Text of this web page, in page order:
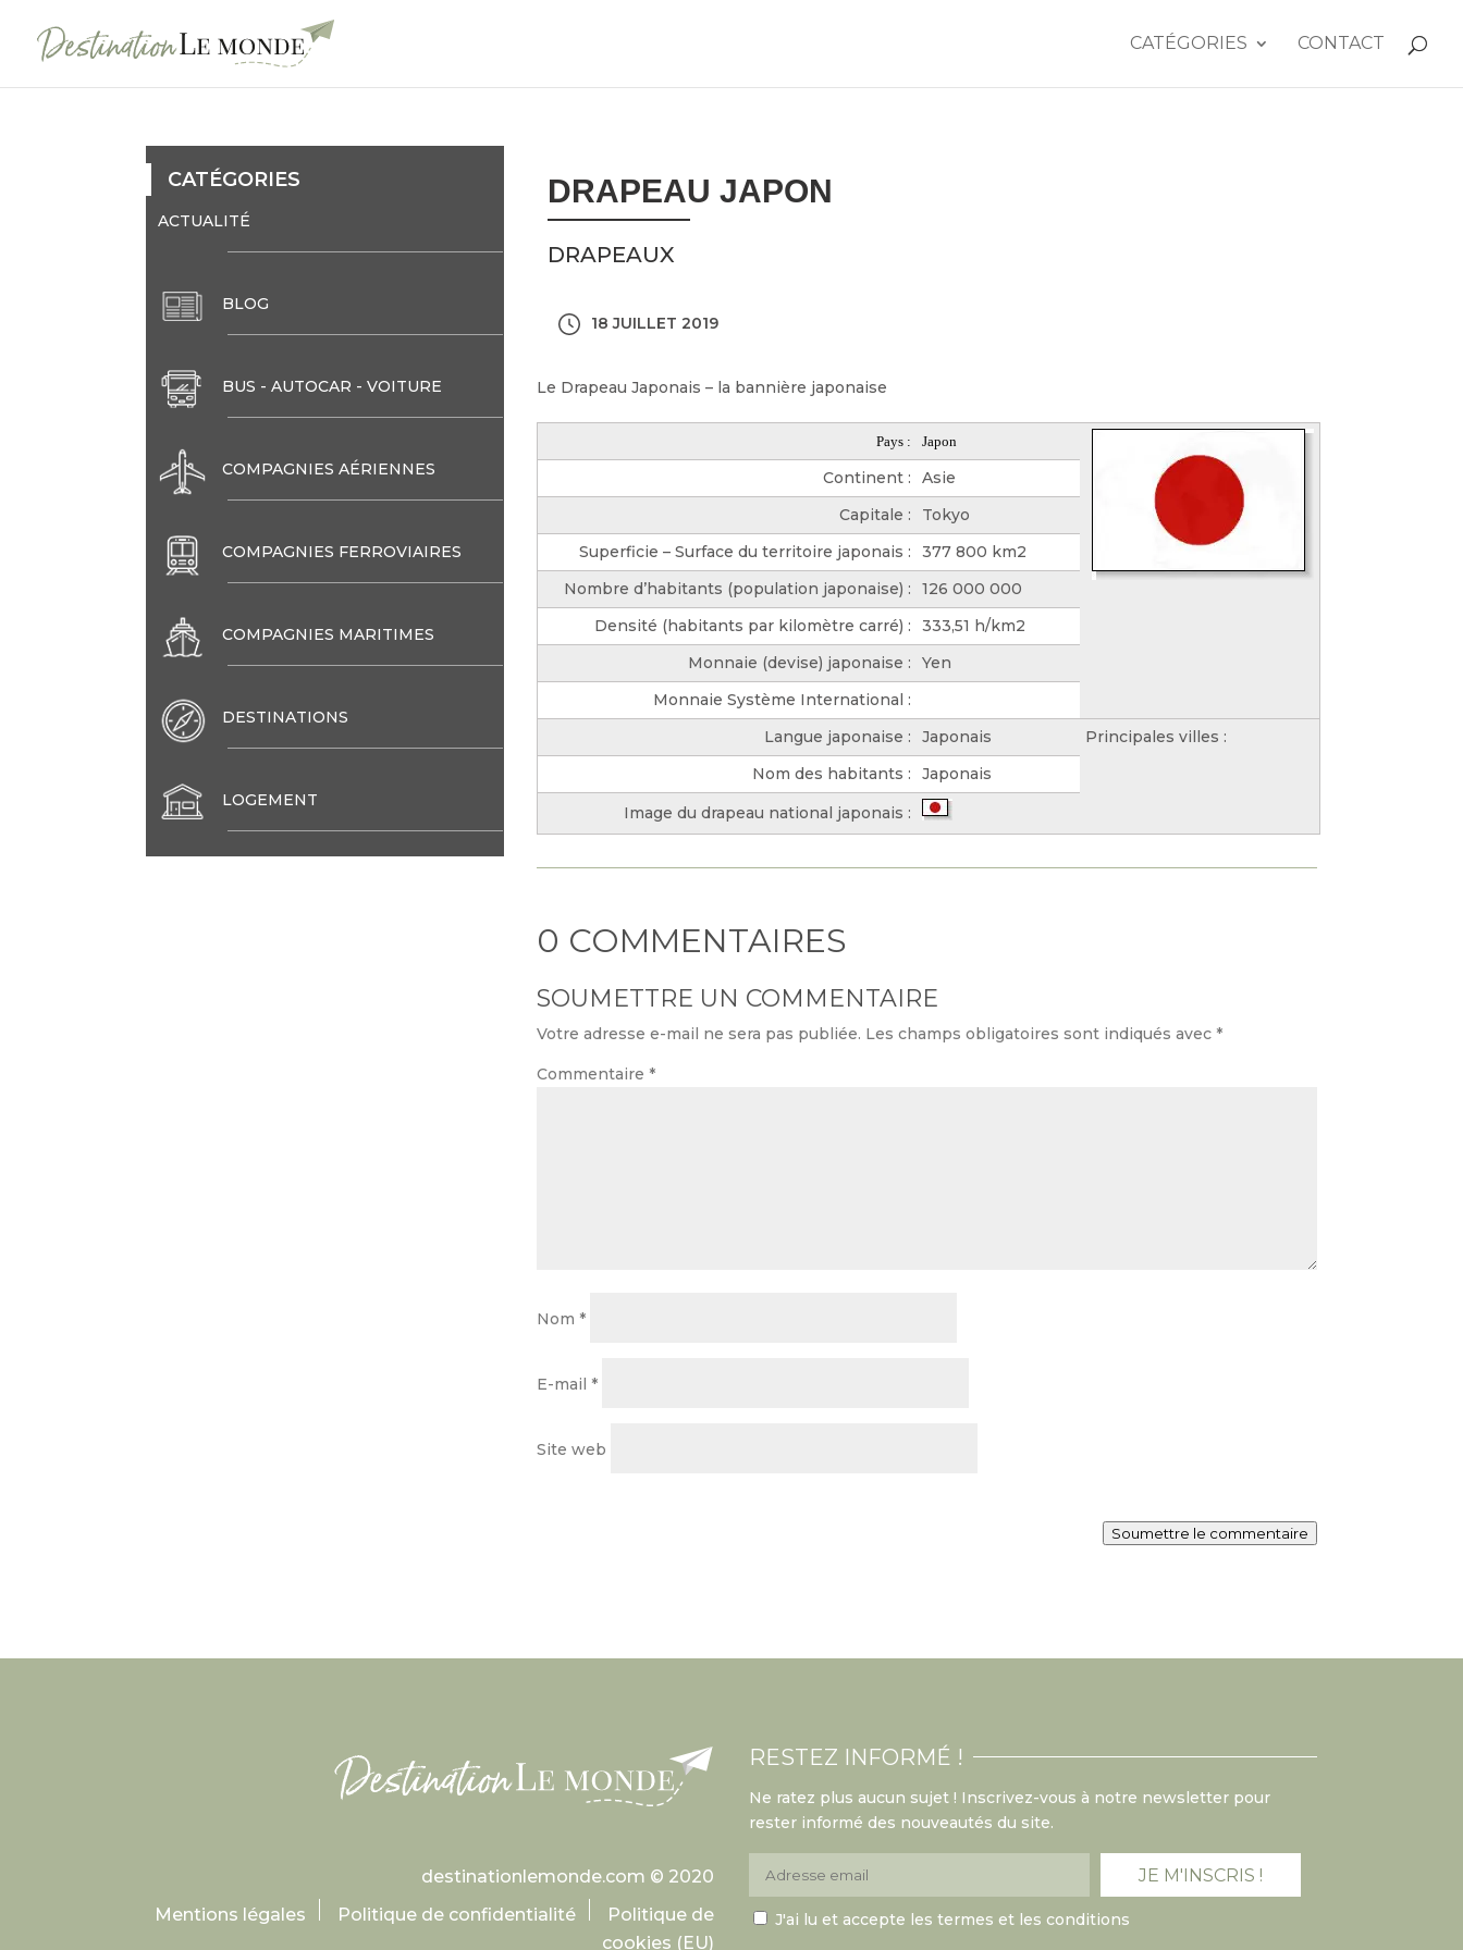
CATÉGORIES CONTACT
CATÉGORIES
ACTUALITÉ
BLOG
BUS - AUTOCAR - VOITURE
COMPAGNIES AÉRIENNES
COMPAGNIES FERROVIAIRES
COMPAGNIES MARITIMES
DESTINATIONS
LOGEMENT
DRAPEAU JAPON
DRAPEAUX
18 JUILLET 2019
Le Drapeau Japonais – la bannière japonaise
Pays : Japon
Continent :
Asie
Capitale :
Tokyo
Superficie – Surface du territoire japonais :
377 800 km2
Nombre d’habitants (population japonaise) :
126 000 000
Densité (habitants par kilomètre carré) :
333,51 h/km2
Monnaie (devise) japonaise :
Yen
Monnaie Système International :
Langue japonaise :
Japonais
Principales villes :
Nom des habitants :
Japonais
Image du drapeau national japonais :
0 COMMENTAIRES
SOUMETTRE UN COMMENTAIRE
Votre adresse e-mail ne sera pas publiée. Les champs obligatoires sont indiqués avec *
Commentaire *
Nom *
E-mail *
Site web
Soumettre le commentaire
destinationlemonde.com © 2020
Mentions légales
Politique de confidentialité
Politique de
cookies (EU)
RESTEZ INFORMÉ !
Ne ratez plus aucun sujet ! Inscrivez-vous à notre newsletter pour
rester informé des nouveautés du site.
J'ai lu et accepte les termes et les conditions